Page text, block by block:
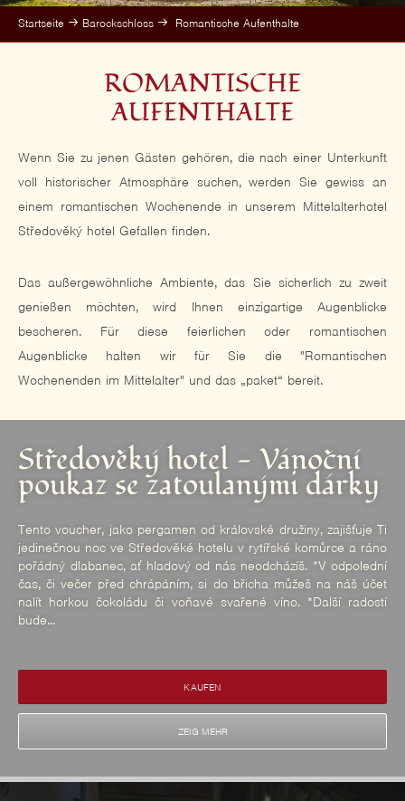
Startseite Barockschloss Romantische Aufenthalte
ROMANTISCHE
AUFENTHALTE
Wenn Sie zu jenen Gästen gehören, die nach einer Unterkunft
voll historischer Atmosphäre suchen, werden Sie gewiss an
einem romantischen Wochenende in unserem Mittelalterhotel
Středověký hotel Gefallen finden.
Das außergewöhnliche Ambiente, das Sie sicherlich zu zweit
genießen möchten, wird Ihnen einzigartige Augenblicke
bescheren. Für diese feierlichen oder romantischen
Augenblicke halten wir für Sie die "Romantischen
Wochenenden im Mittelalter" und das „paket“ bereit.
Středověký hotel - Vánoční
poukaz se zatoulanými dárky
Tento voucher, jako pergamen od královské družiny, zajišťuje Ti
jedinečnou noc ve Středověké hotelu v rytířské komůrce a ráno
pořádný dlabanec, ať hladový od nás neodcházíš. *V odpolední
čas, či večer před chrápáním, si do břicha můžeš na náš účet
nalít horkou čokoládu či voňavé svařené víno. *Další radostí
bude...
KAUFEN
ZEIG MEHR